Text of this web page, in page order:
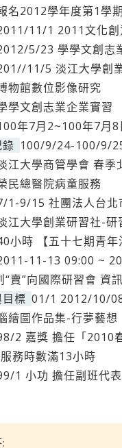
名2012學年度第1學
11/1 2011文化創
5/23 學學文創志
11/5 淡江大學創
物館數位影像研究
學文創志業企業實習
年7月2~100年7月
100/9/24-100/9/
江大學商管學會 春季
民總醫院病童服務
1-9/15 社團法人台北
江大學創業研習社-
小時 【五十七期青
11-13 09:00 ~
賣”向國際研習會 資
標 01/1 2012/10/
繪圖作品集-行夢藝想
2 嘉獎 擔任「2010
務時數滿13小時
1 小功 擔任副班代